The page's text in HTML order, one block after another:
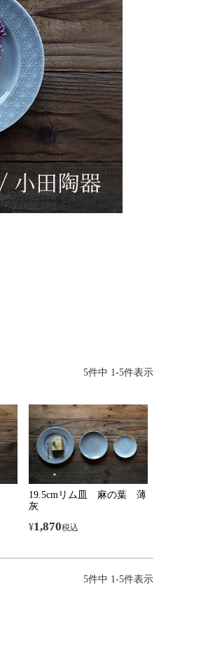
5件中 1-5件表示
19.5cmリム皿 麻の葉 薄
灰
¥1,870税込
5件中 1-5件表示